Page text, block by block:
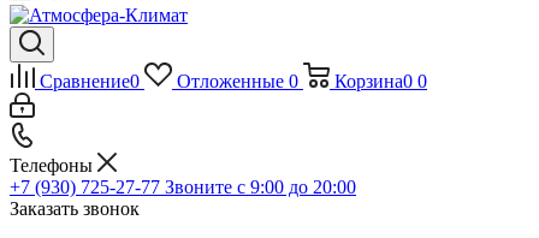
Сравнение0 Отложенные 0 Корзина0 0
Телефоны
+7 (930) 725-27-77 Звоните с 9:00 до 20:00
Заказать звонок